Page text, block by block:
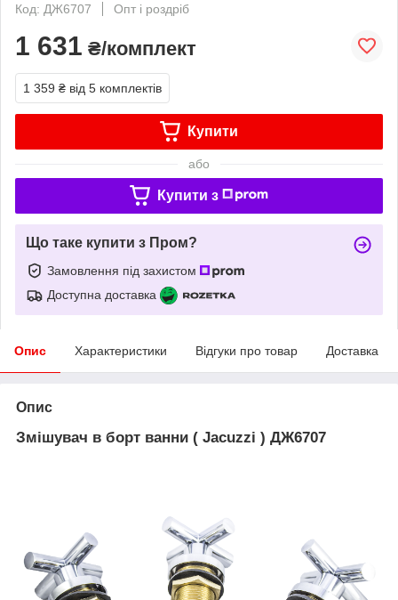
Код: ДЖ6707
Опт і роздріб
1 631 ₴/комплект
1 359 ₴ від 5 комплектів
Купити
або
Купити з
Що таке купити з Пром?
Замовлення під захистом
Доступна доставка
Опис Характеристики Відгуки про товар Доставка
Опис
Змішувач в борт ванни ( Jacuzzi ) ДЖ6707